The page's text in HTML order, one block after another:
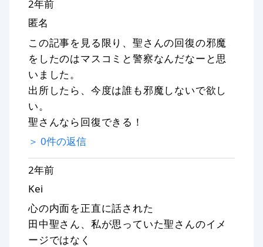
2年前
匿名
この記事を見る限り、聖さんの回復の邪魔
をしたのはマスコミと警察なんだなーと思
いました。
出所したら、今度は誰も邪魔しないで欲し
い。
聖さんなら回復できる！
＞ 0件の返信
2年前
Kei
心の内面を正直に話された
田中聖さん、私が思っていた聖さんのイメ
ージではなく